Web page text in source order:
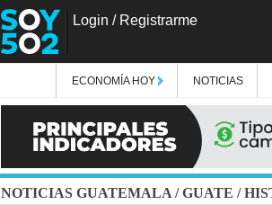
Login / Registrarme
ECONOMÍA HOY NOTICIAS
NOTICIAS GUATEMALA /GUATE /